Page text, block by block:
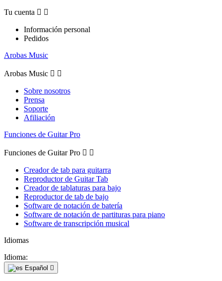
Tu cuenta  
Información personal
Pedidos
Arobas Music
Arobas Music  
Sobre nosotros
Prensa
Soporte
Afiliación
Funciones de Guitar Pro
Funciones de Guitar Pro  
Creador de tab para guitarra
Reproductor de Guitar Tab
Creador de tablaturas para bajo
Reproductor de tab de bajo
Software de notación de batería
Software de notación de partituras para piano
Software de transcripción musical
Idiomas
Idioma:
Español 